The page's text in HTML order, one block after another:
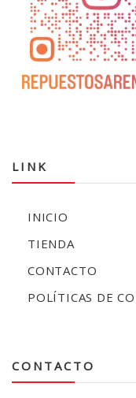
LINK
INICIO
TIENDA
CONTACTO
POLÍTICAS DE
CONTACTO